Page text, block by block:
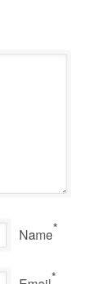
Name*
*